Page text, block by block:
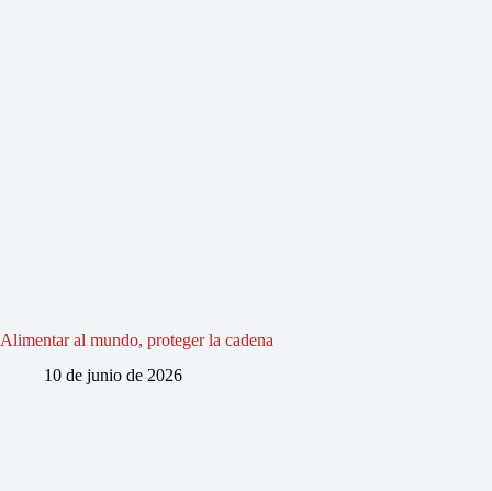
Alimentar al mundo, proteger la cadena
10 de junio de 2026